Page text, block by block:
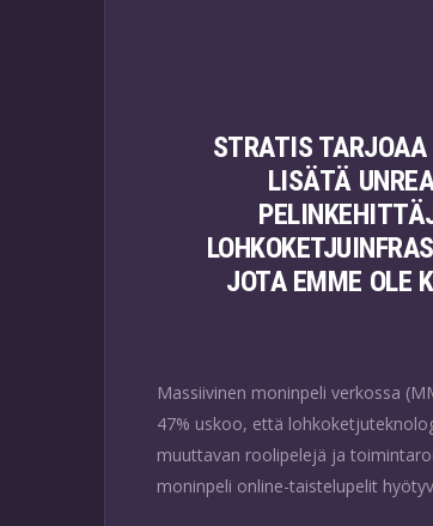
STRATIS
LISÄTÄ
JOTA EMME OLE
Massiivinen moninpeli verkossa
47% uskoo, että
muuttavan roolipelejä ja
moninpeli online-taistelupelit